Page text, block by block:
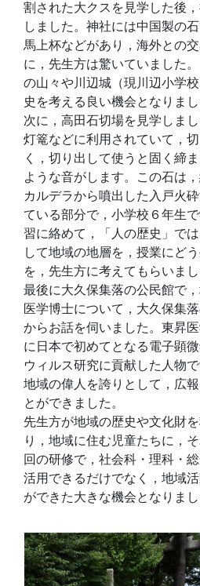
割された大クスを見学した後
しました。神社には中国製の
馬上杯などがあり，海外との
に，先生方は驚いていました
の山々や川辺城（現川辺小学
史を考える良い機会となりまし
次に，高田石切場を見学しま
灯篭などに利用されていて，
く，切り出して使うと固く締
ような音がします。この石は
カルデラから噴出した入戸火
ている部分で，小学校６年生
習に絡めて，「人の歴史」で
して地域の地層を，授業にど
を，先生方に考えてもらいまし
最後に大久保集落の公民館で
医学博士について，大久保集
からお話を伺いました。東昇
に日本で初めてとなる電子顕
ウィルス研究に貢献した人物
地域の偉人を誇りとして，広
とができました。
先生方が地域の歴史や文化財
り，地域に住む児童たちに，
回の研修で，社会科・理科・
活用できるだけでなく，地域
ができた大きな機会となりまし